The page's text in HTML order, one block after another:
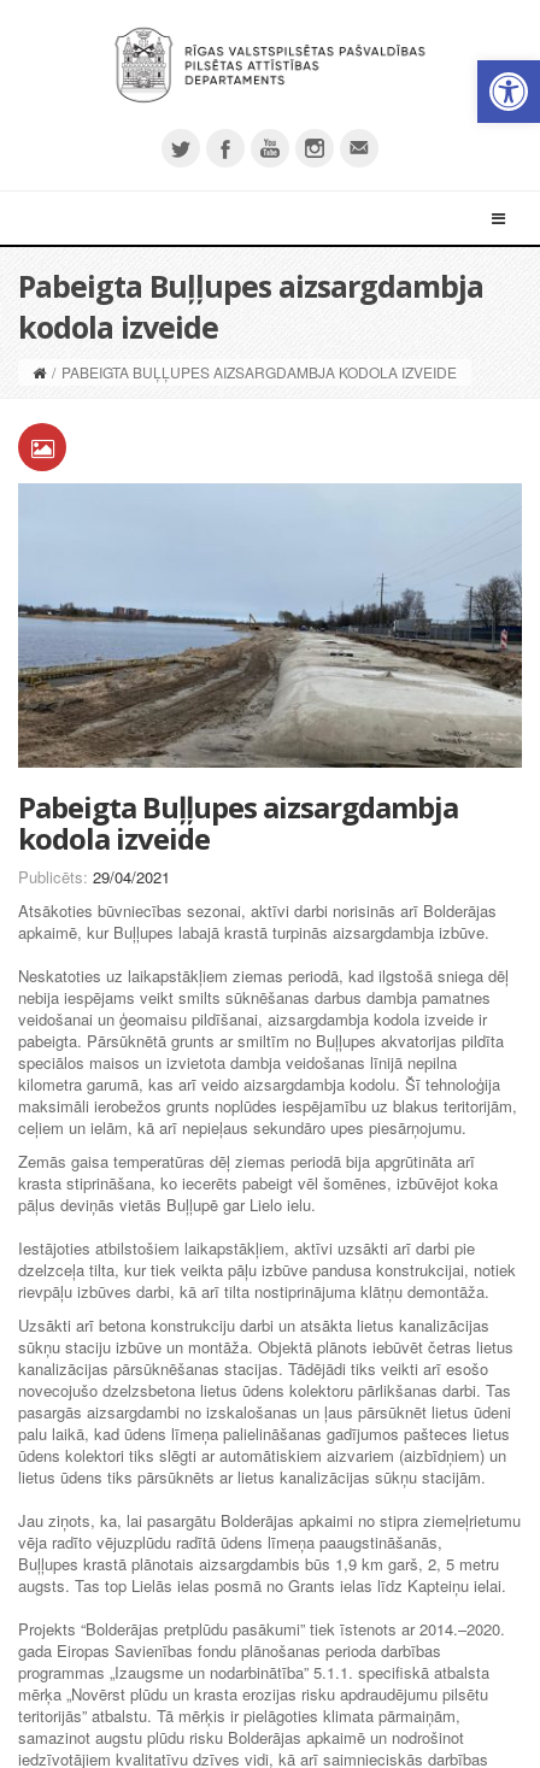
Pabeigta Buļļupes aizsargdambja
kodola izveide
/ PABEIGTA BUĻĻUPES AIZSARGDAMBJA KODOLA IZVEIDE
Pabeigta Buļļupes aizsargdambja
kodola izveide
Publicēts: 29/04/2021
Atsākoties būvniecības sezonai, aktīvi darbi norisinās arī Bolderājas
apkaimē, kur Buļļupes labajā krastā turpinās aizsargdambja izbūve.
Neskatoties uz laikapstākļiem ziemas periodā, kad ilgstošā sniega dēļ
nebija iespējams veikt smilts sūknēšanas darbus dambja pamatnes
veidošanai un ģeomaisu pildīšanai, aizsargdambja kodola izveide ir
pabeigta. Pārsūknētā grunts ar smiltīm no Buļļupes akvatorijas pildīta
speciālos maisos un izvietota dambja veidošanas līnijā nepilna
kilometra garumā, kas arī veido aizsargdambja kodolu. Šī tehnoloģija
maksimāli ierobežos grunts noplūdes iespējamību uz blakus teritorijām,
ceļiem un ielām, kā arī nepieļaus sekundāro upes piesārņojumu.
Zemās gaisa temperatūras dēļ ziemas periodā bija apgrūtināta arī
krasta stiprināšana, ko iecerēts pabeigt vēl šomēnes, izbūvējot koka
pāļus deviņās vietās Buļļupē gar Lielo ielu.
Iestājoties atbilstošiem laikapstākļiem, aktīvi uzsākti arī darbi pie
dzelzceļa tilta, kur tiek veikta pāļu izbūve pandusa konstrukcijai, notiek
rievpāļu izbūves darbi, kā arī tilta nostiprinājuma klātņu demontāža.
Uzsākti arī betona konstrukciju darbi un atsākta lietus kanalizācijas
sūkņu staciju izbūve un montāža. Objektā plānots iebūvēt četras lietus
kanalizācijas pārsūknēšanas stacijas. Tādējādi tiks veikti arī esošo
novecojušo dzelzsbetona lietus ūdens kolektoru pārlikšanas darbi. Tas
pasargās aizsargdambi no izskalošanas un ļaus pārsūknēt lietus ūdeni
palu laikā, kad ūdens līmeņa palielināšanas gadījumos pašteces lietus
ūdens kolektori tiks slēgti ar automātiskiem aizvariem (aizbīdņiem) un
lietus ūdens tiks pārsūknēts ar lietus kanalizācijas sūkņu stacijām.
Jau ziņots, ka, lai pasargātu Bolderājas apkaimi no stipra ziemeļrietumu
vēja radīto vējuzplūdu radītā ūdens līmeņa paaugstināšanās,
Buļļupes krastā plānotais aizsargdambis būs 1,9 km garš, 2, 5 metru
augsts. Tas top Lielās ielas posmā no Grants ielas līdz Kapteiņu ielai.
Projekts “Bolderājas pretplūdu pasākumi” tiek īstenots ar 2014.–2020.
gada Eiropas Savienības fondu plānošanas perioda darbības
programmas „Izaugsme un nodarbinātība” 5.1.1. specifiskā atbalsta
mērķa „Novērst plūdu un krasta erozijas risku apdraudējumu pilsētu
teritorijās” atbalstu. Tā mērķis ir pielāgoties klimata pārmaiņām,
samazinot augstu plūdu risku Bolderājas apkaimē un nodrošinot
iedzīvotājiem kvalitatīvu dzīves vidi, kā arī saimnieciskās darbības